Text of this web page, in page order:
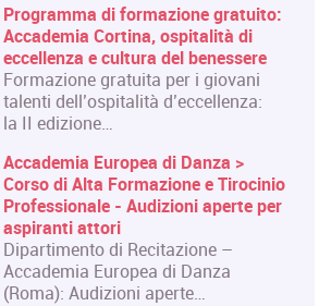
Programma di formazione gratuito:
Accademia Cortina, ospitalità di
eccellenza e cultura del benessere
Formazione gratuita per i giovani
talenti dell’ospitalità d’eccellenza:
la II edizione…
Accademia Europea di Danza >
Corso di Alta Formazione e Tirocinio
Professionale - Audizioni aperte per
aspiranti attori
Dipartimento di Recitazione –
Accademia Europea di Danza
(Roma): Audizioni aperte…